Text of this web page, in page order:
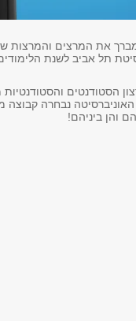
תל אביב לשנת
הסטודנטים
והן ביניהם!